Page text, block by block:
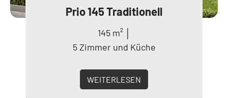
Prio 145 Traditionell
145 m² │
5 Zimmer und Küche
WEITERLESEN